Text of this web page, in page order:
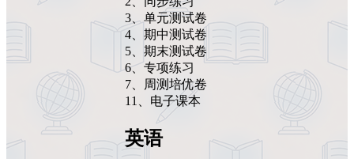
3、单元测试卷
4、期中测试卷
5、期末测试卷
6、专项练习
7、周测培优卷
11、电子课本
英语